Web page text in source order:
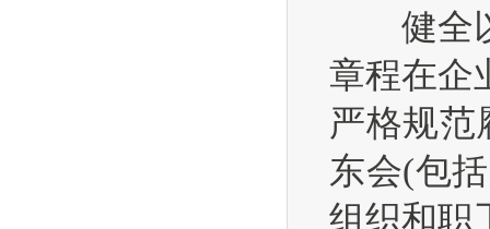
健全以
章程在企
严格规范
东会(包
组织和职